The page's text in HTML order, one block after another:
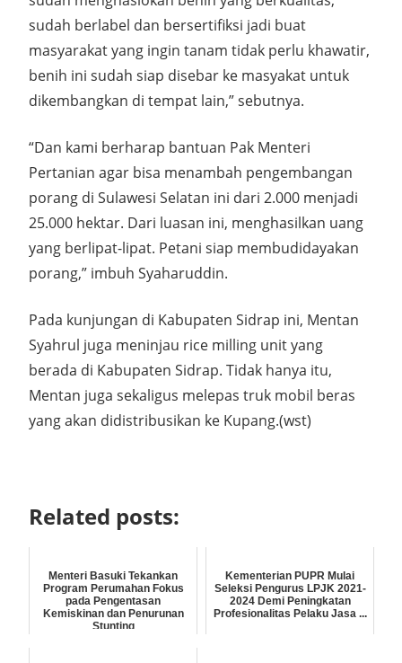
sudah berlabel dan bersertifiksi jadi buat
masyarakat yang ingin tanam tidak perlu khawatir,
benih ini sudah siap disebar ke masyakat untuk
dikembangkan di tempat lain,” sebutnya.
“Dan kami berharap bantuan Pak Menteri
Pertanian agar bisa menambah pengembangan
porang di Sulawesi Selatan ini dari 2.000 menjadi
25.000 hektar. Dari luasan ini, menghasilkan uang
yang berlipat-lipat. Petani siap membudidayakan
porang,” imbuh Syaharuddin.
Pada kunjungan di Kabupaten Sidrap ini, Mentan
Syahrul juga meninjau rice milling unit yang
berada di Kabupaten Sidrap. Tidak hanya itu,
Mentan juga sekaligus melepas truk mobil beras
yang akan didistribusikan ke Kupang.(wst)
Related posts:
Menteri Basuki Tekankan
Program Perumahan Fokus
pada Pengentasan
Kemiskinan dan Penurunan
Stunting
Kementerian PUPR Mulai
Seleksi Pengurus LPJK 2021-
2024 Demi Peningkatan
Profesionalitas Pelaku Jasa ...